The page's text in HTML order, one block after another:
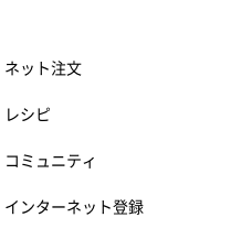
ネット注文
レシピ
コミュニティ
インターネット登録